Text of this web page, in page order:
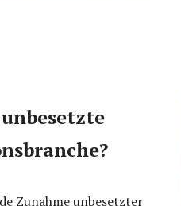
Zunahme unbesetzter